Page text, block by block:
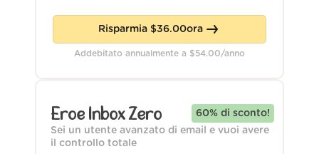
Risparmia $36.00ora
Addebitato annualmente a $54.00/anno
Eroe Inbox Zero 60% di sconto!
Sei un utente avanzato di email e vuoi avere
il controllo totale